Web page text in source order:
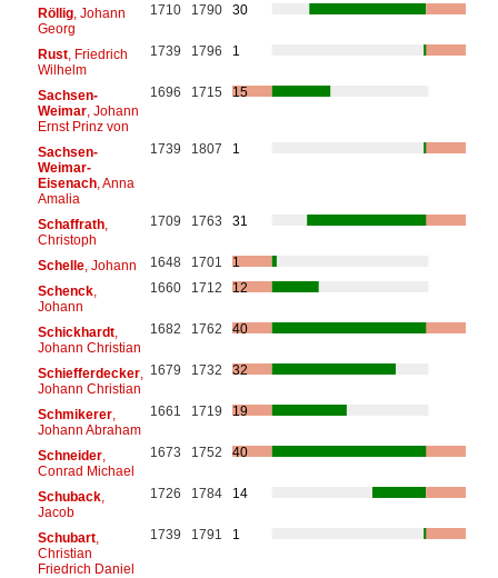
Röllig, Johann
Georg
1710 1790 30
Rust, Friedrich
Wilhelm
1739 1796 1
Sachsen-
Weimar, Johann
Ernst Prinz von
1696 1715 15
Sachsen-
Weimar-
Eisenach, Anna
Amalia
1739 1807 1
Schaffrath,
Christoph
1709 1763 31
Schelle, Johann 1648 1701
1
Schenck,
Johann
1660 1712 12
Schickhardt,
Johann Christian
1682 1762 40
Schiefferdecker,
Johann Christian
1679 1732 32
Schmikerer,
Johann Abraham
1661 1719 19
Schneider,
Conrad Michael
1673 1752 40
Schuback,
Jacob
1726 1784 14
Schubart,
Christian
Friedrich Daniel
1739 1791 1